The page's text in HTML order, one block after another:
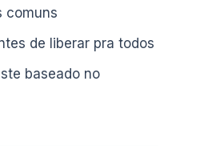
comuns
de liberar pra todos
baseado no